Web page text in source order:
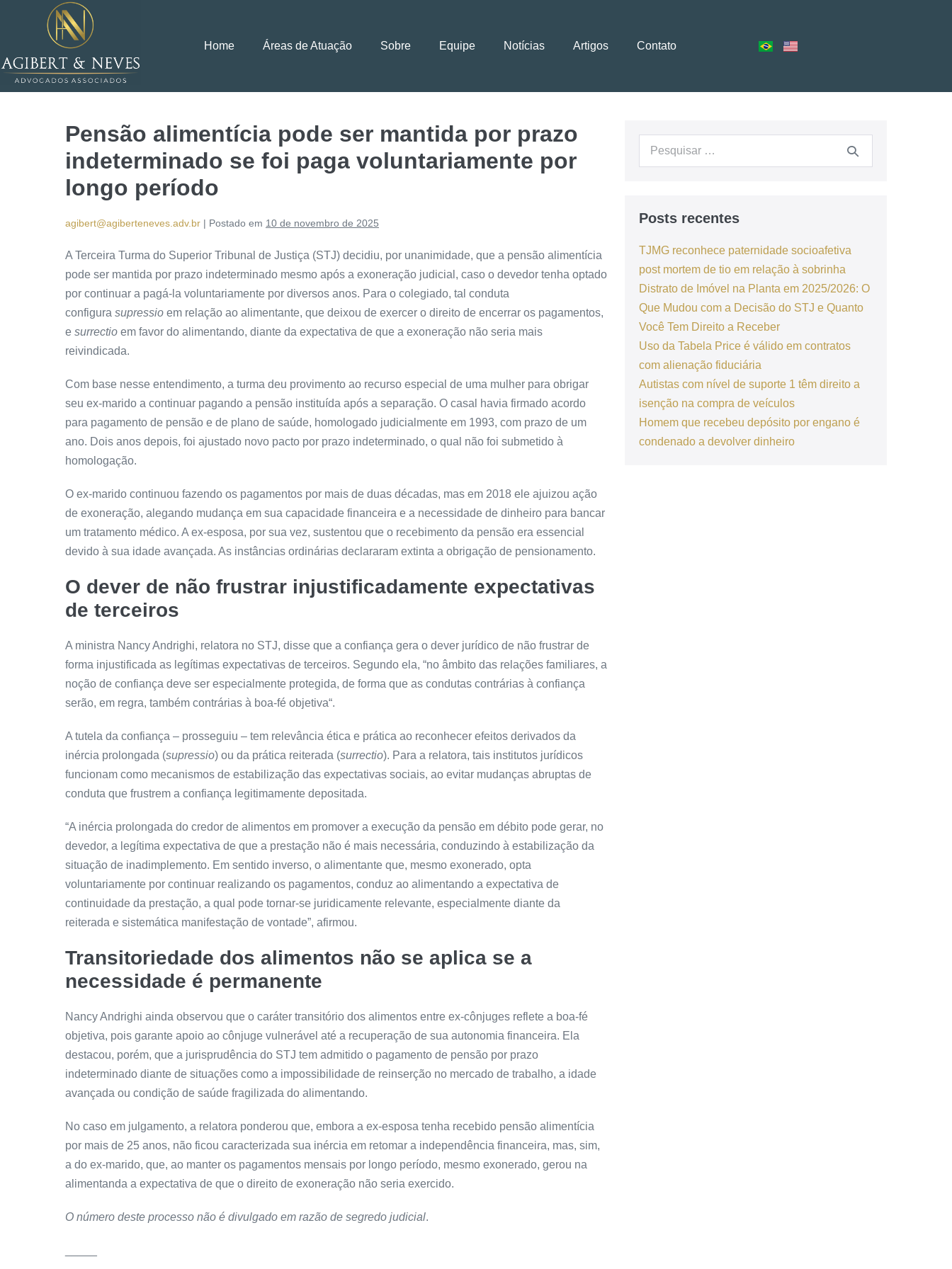
Home Áreas de Atuação Sobre Equipe Notícias Artigos Contato
Pensão alimentícia pode ser mantida por prazo
indeterminado se foi paga voluntariamente por
longo período
agibert@agiberteneves.adv.br | Postado em 10 de novembro de 2025
A Terceira Turma do Superior Tribunal de Justiça (STJ) decidiu, por unanimidade, que a pensão alimentícia
pode ser mantida por prazo indeterminado mesmo após a exoneração judicial, caso o devedor tenha optado
por continuar a pagá-la voluntariamente por diversos anos. Para o colegiado, tal conduta
configura supressio em relação ao alimentante, que deixou de exercer o direito de encerrar os pagamentos,
e surrectio em favor do alimentando, diante da expectativa de que a exoneração não seria mais
reivindicada.
Com base nesse entendimento, a turma deu provimento ao recurso especial de uma mulher para obrigar
seu ex-marido a continuar pagando a pensão instituída após a separação. O casal havia firmado acordo
para pagamento de pensão e de plano de saúde, homologado judicialmente em 1993, com prazo de um
ano. Dois anos depois, foi ajustado novo pacto por prazo indeterminado, o qual não foi submetido à
homologação.
O ex-marido continuou fazendo os pagamentos por mais de duas décadas, mas em 2018 ele ajuizou ação
de exoneração, alegando mudança em sua capacidade financeira e a necessidade de dinheiro para bancar
um tratamento médico. A ex-esposa, por sua vez, sustentou que o recebimento da pensão era essencial
devido à sua idade avançada. As instâncias ordinárias declararam extinta a obrigação de pensionamento.
O dever de não frustrar injustificadamente expectativas
de terceiros
A ministra Nancy Andrighi, relatora no STJ, disse que a confiança gera o dever jurídico de não frustrar de
forma injustificada as legítimas expectativas de terceiros. Segundo ela, “no âmbito das relações familiares, a
noção de confiança deve ser especialmente protegida, de forma que as condutas contrárias à confiança
serão, em regra, também contrárias à boa-fé objetiva“.
A tutela da confiança – prosseguiu – tem relevância ética e prática ao reconhecer efeitos derivados da
inércia prolongada (supressio) ou da prática reiterada (surrectio). Para a relatora, tais institutos jurídicos
funcionam como mecanismos de estabilização das expectativas sociais, ao evitar mudanças abruptas de
conduta que frustrem a confiança legitimamente depositada.
“A inércia prolongada do credor de alimentos em promover a execução da pensão em débito pode gerar, no
devedor, a legítima expectativa de que a prestação não é mais necessária, conduzindo à estabilização da
situação de inadimplemento. Em sentido inverso, o alimentante que, mesmo exonerado, opta
voluntariamente por continuar realizando os pagamentos, conduz ao alimentando a expectativa de
continuidade da prestação, a qual pode tornar-se juridicamente relevante, especialmente diante da
reiterada e sistemática manifestação de vontade”, afirmou.
Transitoriedade dos alimentos não se aplica se a
necessidade é permanente
Nancy Andrighi ainda observou que o caráter transitório dos alimentos entre ex-cônjuges reflete a boa-fé
objetiva, pois garante apoio ao cônjuge vulnerável até a recuperação de sua autonomia financeira. Ela
destacou, porém, que a jurisprudência do STJ tem admitido o pagamento de pensão por prazo
indeterminado diante de situações como a impossibilidade de reinserção no mercado de trabalho, a idade
avançada ou condição de saúde fragilizada do alimentando.
No caso em julgamento, a relatora ponderou que, embora a ex-esposa tenha recebido pensão alimentícia
por mais de 25 anos, não ficou caracterizada sua inércia em retomar a independência financeira, mas, sim,
a do ex-marido, que, ao manter os pagamentos mensais por longo período, mesmo exonerado, gerou na
alimentanda a expectativa de que o direito de exoneração não seria exercido.
O número deste processo não é divulgado em razão de segredo judicial.
Posts recentes
TJMG reconhece paternidade socioafetiva
post mortem de tio em relação à sobrinha
Distrato de Imóvel na Planta em 2025/2026: O
Que Mudou com a Decisão do STJ e Quanto
Você Tem Direito a Receber
Uso da Tabela Price é válido em contratos
com alienação fiduciária
Autistas com nível de suporte 1 têm direito a
isenção na compra de veículos
Homem que recebeu depósito por engano é
condenado a devolver dinheiro